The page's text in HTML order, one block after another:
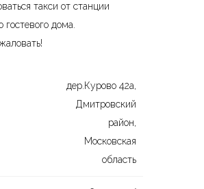
такси от станции
гостевого дома.
дер.Курово 42а,
Дмитровский
район,
Московская
область